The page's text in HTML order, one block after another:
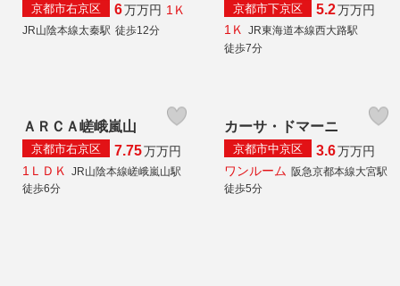
京都市右京区 6万万円 1Ｋ
JR山陰本線太秦駅 徒歩12分
京都市下京区 5.2万万円
1Ｋ JR東海道本線西大路駅
徒歩7分
ＡＲＣＡ嵯峨嵐山
京都市右京区 7.75万万円
1ＬＤＫ
JR山陰本線嵯峨嵐山駅
徒歩6分
カーサ・ドマーニ
京都市中京区 3.6万万円
ワンルーム 阪急京都本線大宮駅
徒歩5分